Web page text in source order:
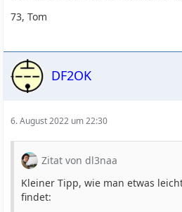
73, Tom
DF2OK
6. August 2022 um 22:30
Zitat von dl3naa
Kleiner Tipp, wie man etwas
findet: